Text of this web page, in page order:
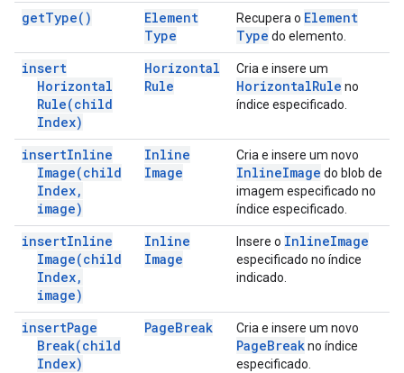
getType( )
Element
Type
Recupera o Element
Type do elemento.
insert
Horizontal
Rule(child
Index)
Horizontal
Rule
Cria e insere um
HorizontalRule no
índice especificado.
insertInline
Image(child
Index,
image)
Inline
Image
Cria e insere um novo
InlineImage do blob de
imagem especificado no
índice especificado.
insertInline
Image(child
Index,
image)
Inline
Image
Insere o InlineImage
especificado no índice
indicado.
insertPage
Break(child
Index)
PageBreak Cria e insere um novo
PageBreakno índice
especificado.